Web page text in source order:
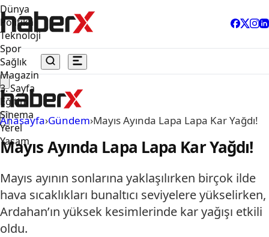
Dünya
Politika
Teknoloji
Spor
Sağlık
Magazin
3. Sayfa
Eğitim
Sinema
Yerel
Yaşam
Anasayfa›Gündem›Mayıs Ayında Lapa Lapa Kar Yağdı!
Mayıs Ayında Lapa Lapa Kar Yağdı!
Mayıs ayının sonlarına yaklaşılırken birçok ilde
hava sıcaklıkları bunaltıcı seviyelere yükselirken,
Ardahan’ın yüksek kesimlerinde kar yağışı etkili
oldu.